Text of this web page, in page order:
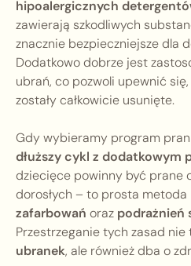
hipoalergicznych
zawierają szkodliwych
znacznie bezpieczniejsze dla
Dodatkowo dobrze jest
ubrań, co pozwoli upewnić
zostały całkowicie usunięte.
Gdy wybieramy program
dłuższy cykl z dodatkowym
dziecięce powinny być prane
dorosłych – to prosta
zafarbowań oraz podrażnień
Przestrzeganie tych zasad nie
ubranek, ale również dba o